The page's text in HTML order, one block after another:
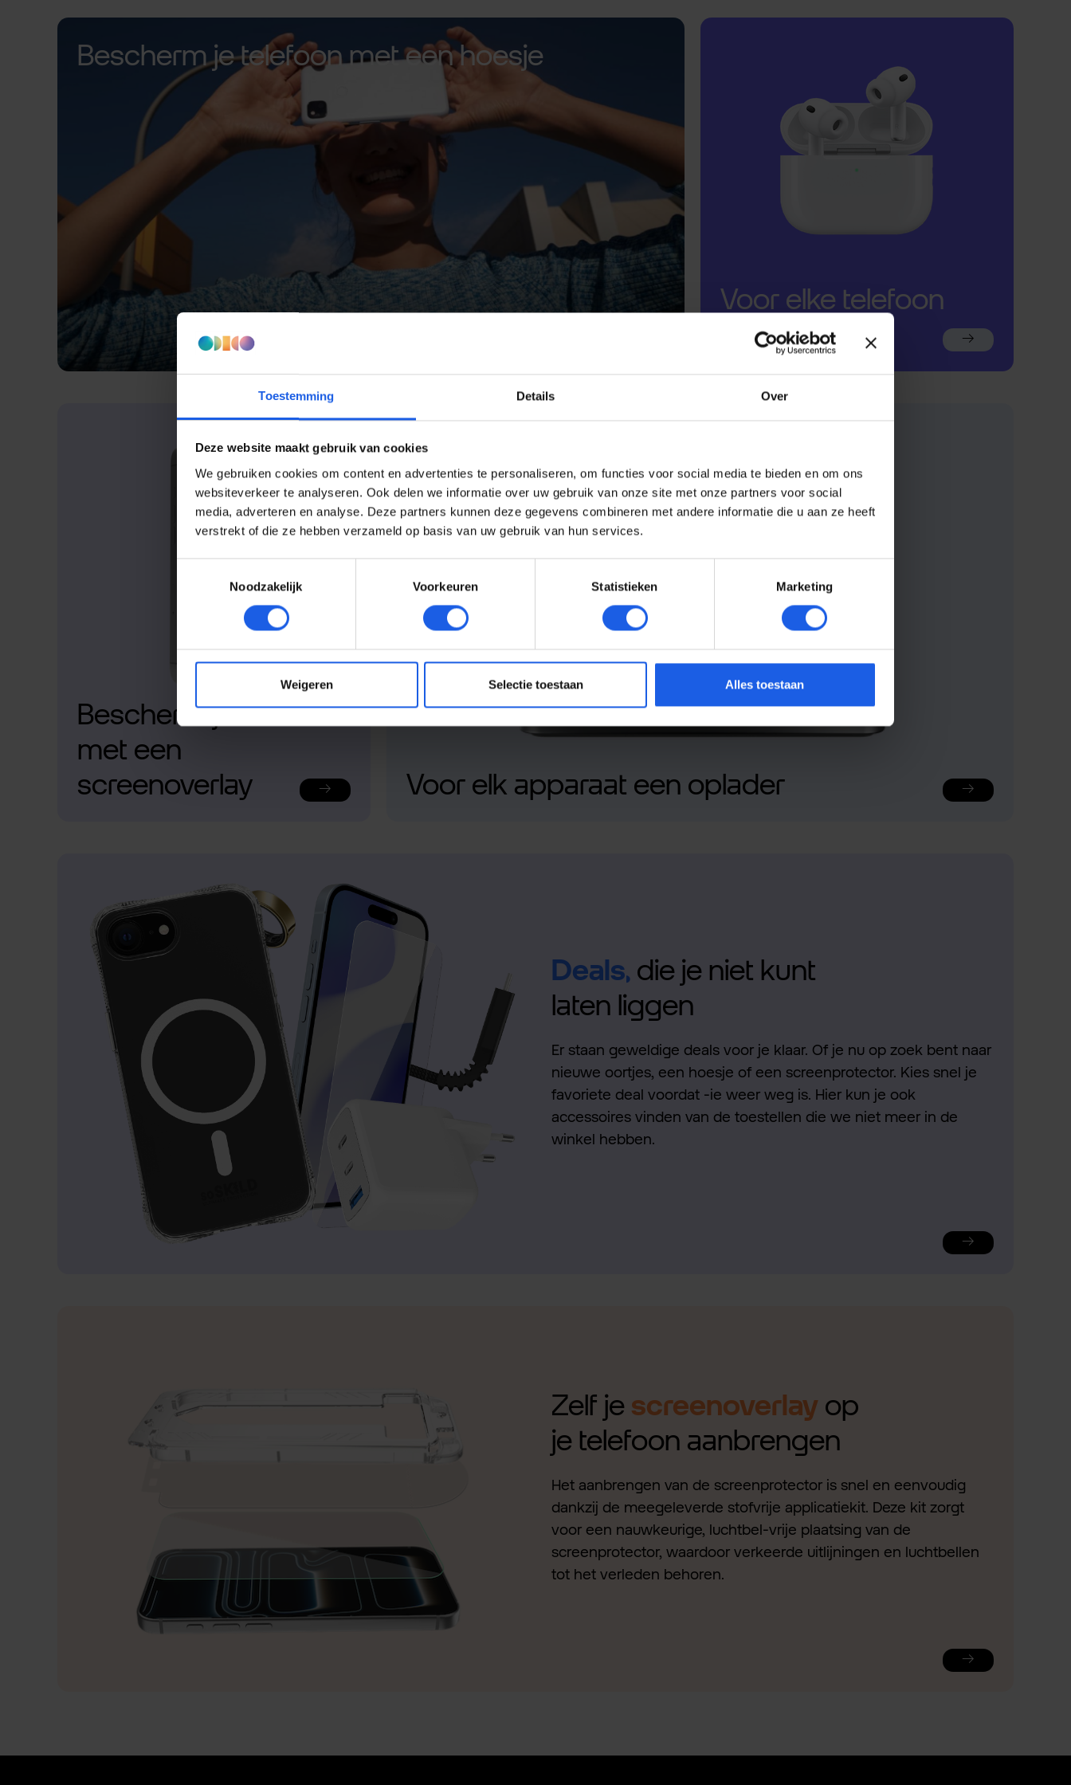
Toestemming Details Over
Deze website maakt gebruik van cookies
We gebruiken cookies om content en advertenties te personaliseren, om functies voor social media te bieden en om ons
websiteverkeer te analyseren. Ook delen we informatie over uw gebruik van onze site met onze partners voor social
media, adverteren en analyse. Deze partners kunnen deze gegevens combineren met andere informatie die u aan ze heeft
verstrekt of die ze hebben verzameld op basis van uw gebruik van hun services.
Noodzakelijk
Voorkeuren Statistieken Marketing
Weigeren Selectie toestaan Alles toestaan
Bescherm je telefoon met een hoesje
Voor elke telefoon
een oortje
Bescherm je telefoon
met een
screenoverlay
Voor elk apparaat een oplader
Deals, die je niet kunt
laten liggen
Er staan geweldige deals voor je klaar. Of je nu op zoek bent naar
nieuwe oortjes, een hoesje of een screenprotector. Kies snel je
favoriete deal voordat -ie weer weg is. Hier kun je ook
accessoires vinden van de toestellen die we niet meer in de
winkel hebben.
Zelf je screenoverlay op
je telefoon aanbrengen
Het aanbrengen van de screenprotector is snel en eenvoudig
dankzij de meegeleverde stofvrije applicatiekit. Deze kit zorgt
voor een nauwkeurige, luchtbel-vrije plaatsing van de
screenprotector, waardoor verkeerde uitlijningen en luchtbellen
tot het verleden behoren.